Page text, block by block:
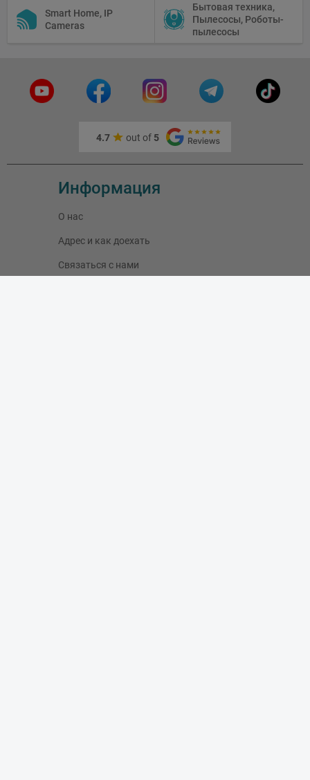
Телескопы,
Прицелы,
Микроскопы,
Smart Home, IP
Cameras
Бытовая техника,
Пылесосы, Роботы-
пылесосы
4.7 out of 5
Информация
О нас
Адрес и как доехать
Связаться с нами